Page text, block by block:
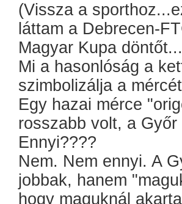
(Vissza a
láttam a Debrecen-
Magyar Kupa döntőt...
Mi a hasonlóság a
szimbolizálja a
Egy hazai mérce
rosszabb volt, a
Ennyi????
Nem. Nem ennyi. A
jobbak, hanem
hogy maguknál